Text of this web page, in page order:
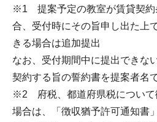
※1 提案予定の教室が賃貸契約
合、受付時にその旨申し出た上
きる場合は追加提出
なお、受付期間中に提出できな
契約する旨の誓約書を提案者名
※2 府税、都道府県税について
場合は、「徴収猶予許可通知書